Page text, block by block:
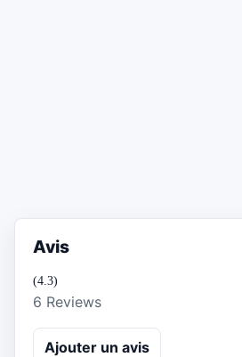
Avis
(4.3)
6 Reviews
Ajouter un avis